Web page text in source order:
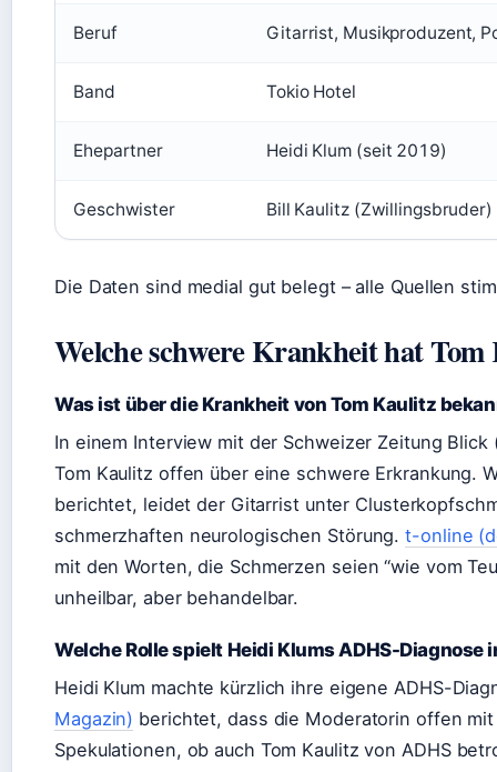
Beruf Gitarrist, Musikproduzent,
Band Tokio Hotel
Ehepartner Heidi Klum (seit 2019)
Geschwister Bill Kaulitz (Zwillingsbruder)
Die Daten sind medial gut belegt – alle Quellen
Welche schwere Krankheit hat
Was ist über die Krankheit von Tom Kaulitz
In einem Interview mit der Schweizer Zeitung
Tom Kaulitz offen über eine schwere Erkrankung.
berichtet, leidet der Gitarrist unter
schmerzhaften neurologischen Störung.t-online
mit den Worten, die Schmerzen seien “wie vom
unheilbar, aber behandelbar.
Welche Rolle spielt Heidi Klums ADHS-Diagnose
Heidi Klum machte kürzlich ihre eigene ADHS-
Magazin) berichtet, dass die Moderatorin offen
Spekulationen, ob auch Tom Kaulitz von ADHS